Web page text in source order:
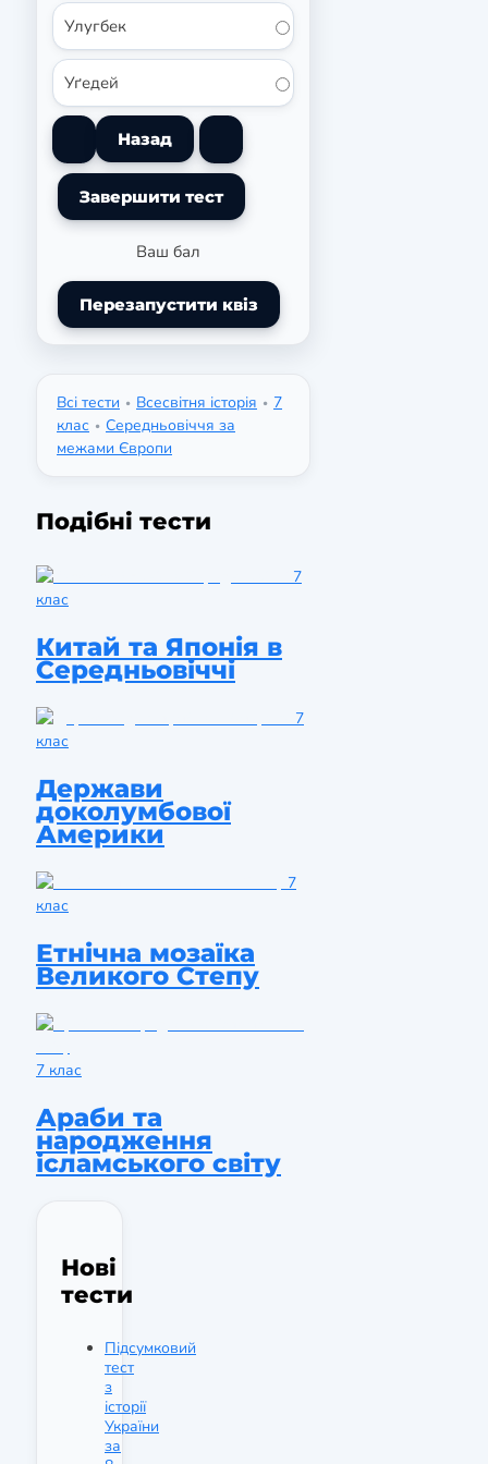
Улугбек
Уґедей
Ваш бал
Перезапустити квіз
Всі тести • Всесвітня історія • 7
клас • Середньовіччя за
межами Європи
Подібні тести
7
клас
Китай та Японія в
Середньовіччі
7
клас
Держави
доколумбової
Америки
7
клас
Етнічна мозаїка
Великого Степу
7 клас
Араби та
народження
ісламського світу
Нові
тести
Підсумковий
тест
з
історії
України
за